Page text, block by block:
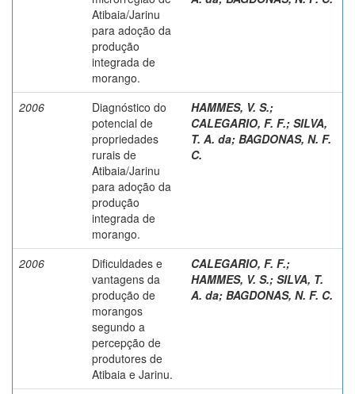
Atibaia/Jarinu
para adoção da
produção
integrada de
morango.
2006
Diagnóstico do
potencial de
propriedades
rurais de
Atibaia/Jarinu
para adoção da
produção
integrada de
morango.
HAMMES, V. S.;
CALEGARIO, F. F.; SILVA,
T. A. da; BAGDONAS, N. F.
C.
2006
Dificuldades e
vantagens da
produção de
morangos
segundo a
percepção de
produtores de
Atibaia e Jarinu.
CALEGARIO, F. F.;
HAMMES, V. S.; SILVA, T.
A. da; BAGDONAS, N. F. C.